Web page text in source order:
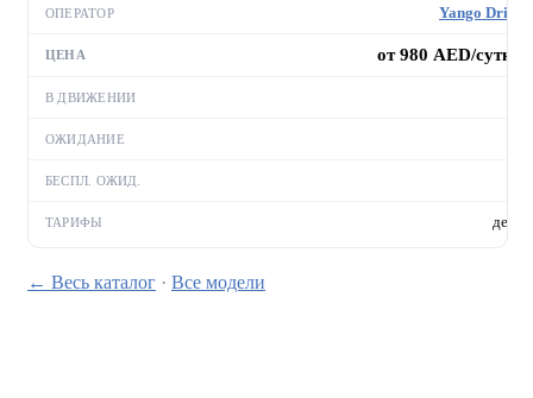
Yango Drive
от 980 AED/сутки
день
← Весь каталог · Все модели